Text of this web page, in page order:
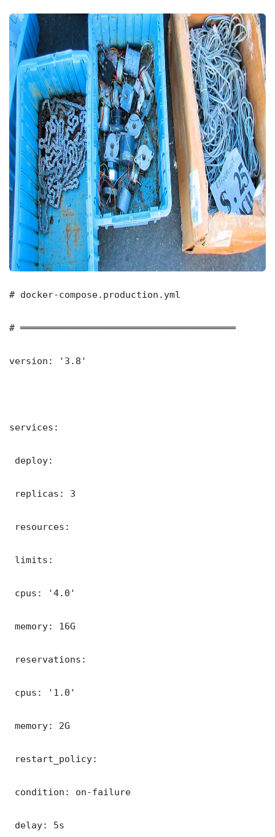
# docker-compose.production.yml
# ═══════════════════════════════════════
version: '3.8'
services:
deploy:
replicas: 3
resources:
limits:
cpus: '4.0'
memory: 16G
reservations:
cpus: '1.0'
memory: 2G
restart_policy:
condition: on-failure
delay: 5s